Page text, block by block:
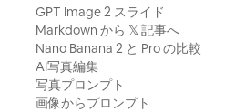
GPT Image 2 スライド
Markdown から 𝕏 記事へ
Nano Banana 2 と Pro の比較
AI写真編集
写真プロンプト
画像からプロンプト